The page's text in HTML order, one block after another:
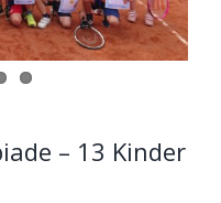
– 13 Kinder